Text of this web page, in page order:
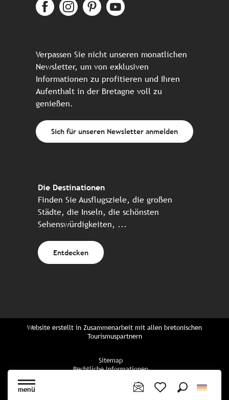
menü
Verpassen Sie nicht unseren monatlichen
Newsletter, um von exklusiven
Informationen zu profitieren und Ihren
Aufenthalt in der Bretagne voll zu
genießen.
Sich für unseren Newsletter anmelden
Die Destinationen
Finden Sie Ausflugsziele, die großen
Städte, die Inseln, die schönsten
Sehenswürdigkeiten, ...
Entdecken
Website erstellt in Zusammenarbeit mit allen bretonischen
Tourismuspartnern
Sitemap
Rechtliche Informationen
Cookie-Richtlinie